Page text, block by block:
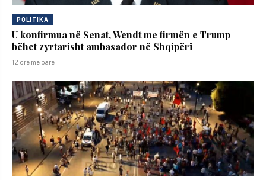
POLITIKA
U konfirmua në Senat, Wendt me firmën e Trump
bëhet zyrtarisht ambasador në Shqipëri
12 orë më parë